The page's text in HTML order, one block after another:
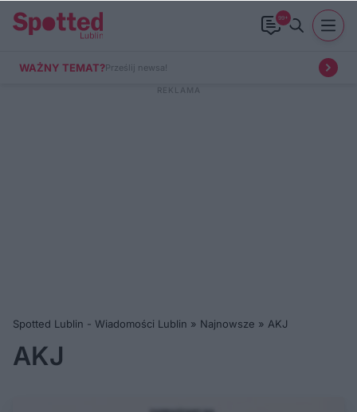
99+
WAŻNY TEMAT?Prześlij newsa!
Spotted Lublin - Wiadomości Lublin » Najnowsze » AKJ
AKJ